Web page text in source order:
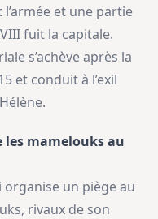
et une partie
fuit la capitale.
s’achève après la
et conduit à l’exil
les mamelouks au
organise un piège au
rivaux de son